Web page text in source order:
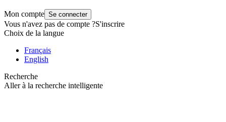
Mon compte Se connecter
Vous n'avez pas de compte ?S'inscrire
Choix de la langue
Français
English
Recherche
Aller à la recherche intelligente